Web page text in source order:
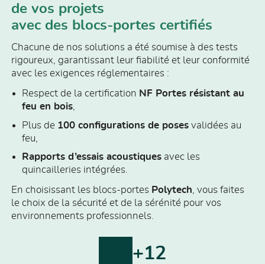
de vos projets
avec des blocs-portes certifiés
Chacune de nos solutions a été soumise à des tests
rigoureux, garantissant leur fiabilité et leur conformité
avec les exigences réglementaires :
Respect de la certification NF Portes résistant au
feu en bois,
Plus de 100 configurations de posesvalidées au
feu,
Rapports d’essais acoustiquesavec les
quincailleries intégrées.
En choisissant les blocs-portes Polytech , vous faites
le choix de la sécurité et de la sérénité pour vos
environnements professionnels.
+12